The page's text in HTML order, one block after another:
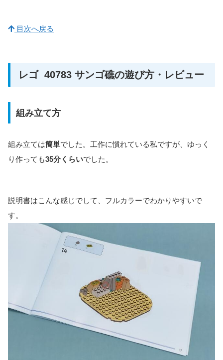
目次へ戻る
レゴ 40783 サンゴ礁の遊び方・レビュー
組み立て方
組み立ては簡単でした。工作に慣れている私ですが、ゆっく
り作っても35分くらいでした。
説明書はこんな感じでして、フルカラーでわかりやすいで
す。